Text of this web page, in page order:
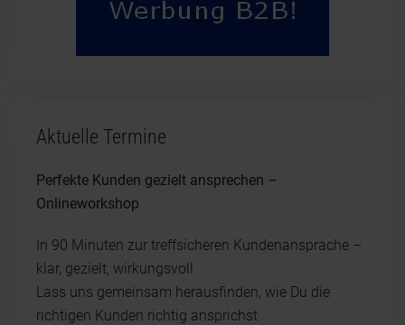
Aktuelle Termine
Perfekte Kunden gezielt ansprechen –
Onlineworkshop
In 90 Minuten zur treffsicheren Kundenansprache –
klar, gezielt, wirkungsvoll
Lass uns gemeinsam herausfinden, wie Du die
richtigen Kunden richtig ansprichst